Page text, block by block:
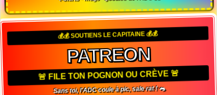
💰💰 SOUTIENS LE CAPITAINE 💰💰
PATREON
🚨 FILE TON POGNON OU CRÈVE 🚨
Sans toi, l'ADC coule à pic, sale rat ! 🐀